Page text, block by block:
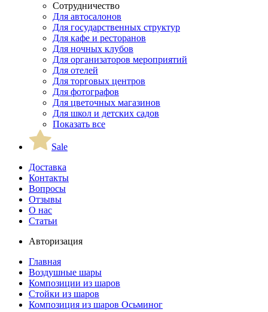
Сотрудничество
Для автосалонов
Для государственных структур
Для кафе и ресторанов
Для ночных клубов
Для организаторов мероприятий
Для отелей
Для торговых центров
Для фотографов
Для цветочных магазинов
Для школ и детских садов
Показать все
Sale
Доставка
Контакты
Вопросы
Отзывы
О нас
Статьи
Авторизация
Главная
Воздушные шары
Композиции из шаров
Стойки из шаров
Композиция из шаров Осьминог